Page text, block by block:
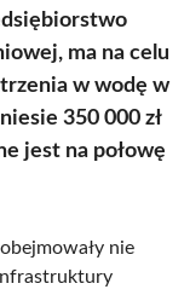
ma na celu
w wodę w
350 000 zł
jest na połowę
nie